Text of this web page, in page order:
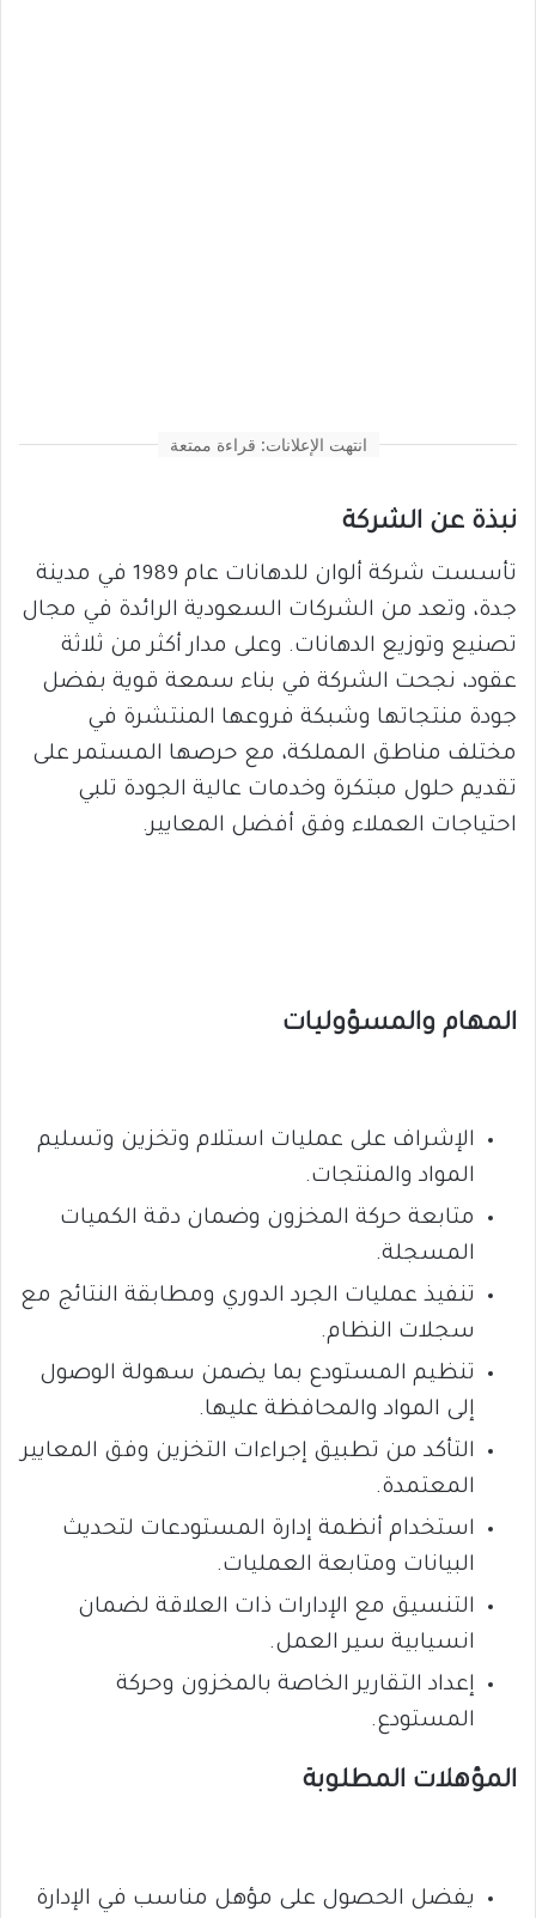
انتهت الإعلانات: قراءة ممتعة
نبذة عن الشركة
تأسست شركة ألوان للدهانات عام 1989 في مدينة
جدة، وتعد من الشركات السعودية الرائدة في مجال
تصنيع وتوزيع الدهانات. وعلى مدار أكثر من ثلاثة
عقود، نجحت الشركة في بناء سمعة قوية بفضل
جودة منتجاتها وشبكة فروعها المنتشرة في
مختلف مناطق المملكة، مع حرصها المستمر على
تقديم حلول مبتكرة وخدمات عالية الجودة تلبي
احتياجات العملاء وفق أفضل المعايير.
المهام والمسؤوليات
الإشراف على عمليات استلام وتخزين وتسليم
المواد والمنتجات.
متابعة حركة المخزون وضمان دقة الكميات
المسجلة.
تنفيذ عمليات الجرد الدوري ومطابقة النتائج مع
سجلات النظام.
تنظيم المستودع بما يضمن سهولة الوصول
إلى المواد والمحافظة عليها.
التأكد من تطبيق إجراءات التخزين وفق المعايير
المعتمدة.
استخدام أنظمة إدارة المستودعات لتحديث
البيانات ومتابعة العمليات.
التنسيق مع الإدارات ذات العلاقة لضمان
انسيابية سير العمل.
إعداد التقارير الخاصة بالمخزون وحركة
المستودع.
المؤهلات المطلوبة
يفضل الحصول على مؤهل مناسب في الإدارة